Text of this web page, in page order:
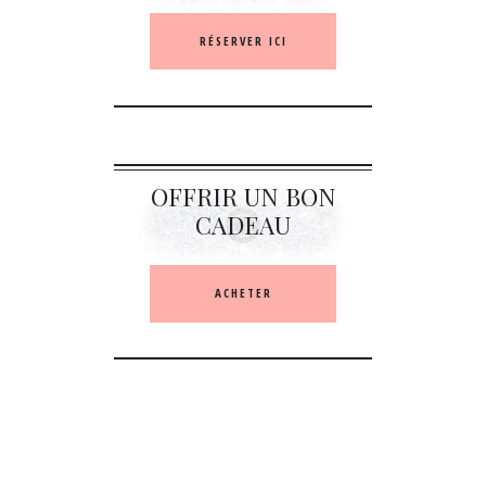
RÉSERVER ICI
OFFRIR UN BON
CADEAU
ACHETER